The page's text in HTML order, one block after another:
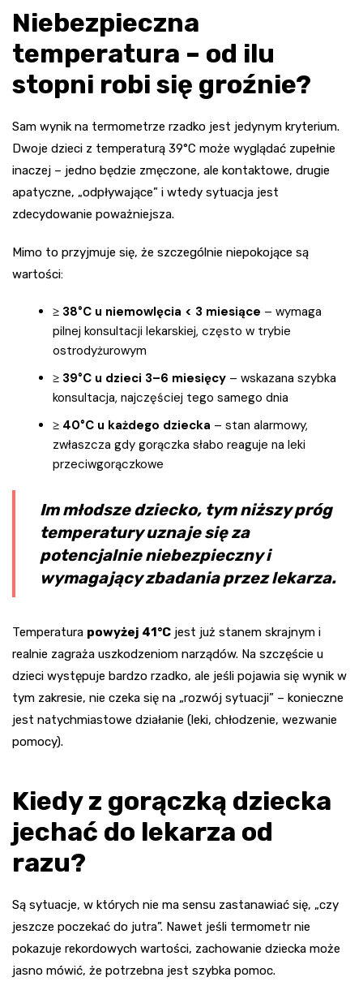
Niebezpieczna
temperatura – od ilu
stopni robi się groźnie?
Sam wynik na termometrze rzadko jest jedynym kryterium.
Dwoje dzieci z temperaturą 39°C może wyglądać zupełnie
inaczej – jedno będzie zmęczone, ale kontaktowe, drugie
apatyczne, „odpływające” i wtedy sytuacja jest
zdecydowanie poważniejsza.
Mimo to przyjmuje się, że szczególnie niepokojące są
wartości:
≥ 38°C u niemowlęcia < 3 miesiące – wymaga
pilnej konsultacji lekarskiej, często w trybie
ostrodyżurowym
≥ 39°C u dzieci 3–6 miesięcy – wskazana szybka
konsultacja, najczęściej tego samego dnia
≥ 40°C u każdego dziecka – stan alarmowy,
zwłaszcza gdy gorączka słabo reaguje na leki
przeciwgorączkowe
Im młodsze dziecko, tym niższy próg
temperatury uznaje się za
potencjalnie niebezpieczny i
wymagający zbadania przez lekarza.
Temperatura powyżej 41°C jest już stanem skrajnym i
realnie zagraża uszkodzeniom narządów. Na szczęście u
dzieci występuje bardzo rzadko, ale jeśli pojawia się wynik w
tym zakresie, nie czeka się na „rozwój sytuacji” – konieczne
jest natychmiastowe działanie (leki, chłodzenie, wezwanie
pomocy).
Kiedy z gorączką dziecka
jechać do lekarza od
razu?
Są sytuacje, w których nie ma sensu zastanawiać się, „czy
jeszcze poczekać do jutra”. Nawet jeśli termometr nie
pokazuje rekordowych wartości, zachowanie dziecka może
jasno mówić, że potrzebna jest szybka pomoc.